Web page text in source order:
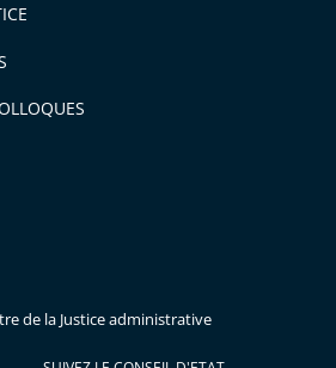
de la Justice administrative